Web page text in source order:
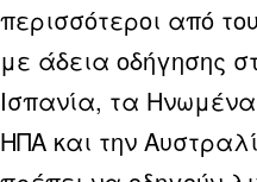
περισσότεροι από
με άδεια οδήγησης
Ισπανία, τα
ΗΠΑ και την